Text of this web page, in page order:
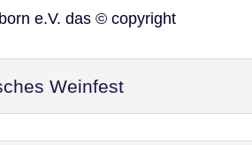
e.V. das © copyright
Weinfest